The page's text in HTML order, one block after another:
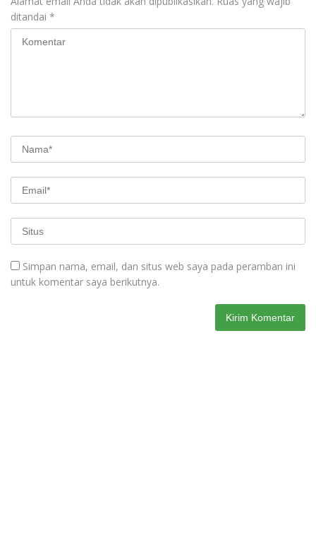
ditandai *
Simpan nama, email, dan situs web saya pada peramban ini
untuk komentar saya berikutnya.